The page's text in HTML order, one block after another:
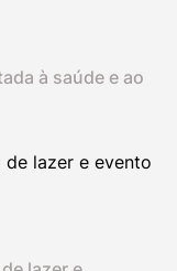
à saúde e ao